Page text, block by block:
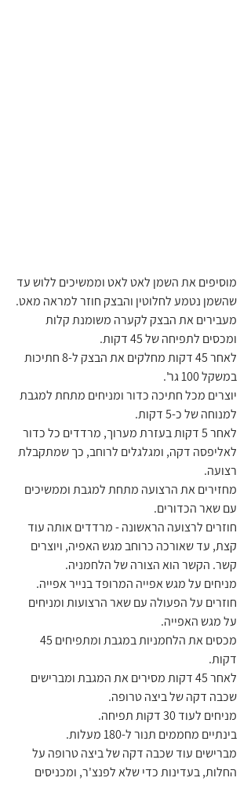
מוסיפים את השמן לאט לאט וממשיכים ללוש עד
שהשמן נטמע לחלוטין והבצק חוזר למראה מאט.
מעבירים את הבצק לקערה משומנת קלות
ומכסים לתפיחה של 45 דקות.
לאחר 45 דקות מחלקים את הבצק ל-8 חתיכות
במשקל 100 גר'.
יוצרים מכל חתיכה כדור ומניחים מתחת למגבת
למנוחה של כ-5 דקות.
לאחר 5 דקות בעזרת מערוך, מרדדים כל כדור
לאליפסה דקה, ומגלגלים לרוחב, כך שמתקבלת
רצועה.
מחזירים את הרצועה מתחת למגבת וממשיכים
עם שאר הכדורים.
חוזרים לרצועה הראשונה - מרדדים אותה עוד
קצת, עד שאורכה כרוחב מגש האפיה, ויוצרים
קשר. הקשר הוא הצורה של הלחמניה.
מניחים על מגש אפייה המרופד בנייר אפייה.
חוזרים על הפעולה עם שאר הרצועות ומניחים
על מגש האפייה.
דקות.
לאחר 45 דקות מסירים את המגבת ומברישים
שכבה דקה של ביצה טרופה.
מניחים לעוד 30 דקות תפיחה.
בינתיים מחממים תנור ל-180 מעלות.
מברישים עוד שכבה דקה של ביצה טרופה על
החלות, בעדינות כדי שלא לפנצ'ר, ומכניסים